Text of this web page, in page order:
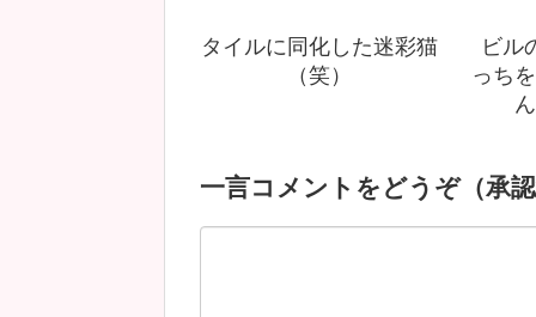
タイルに同化した迷彩猫
（笑）
ビル
っち
一言コメントをどうぞ（承